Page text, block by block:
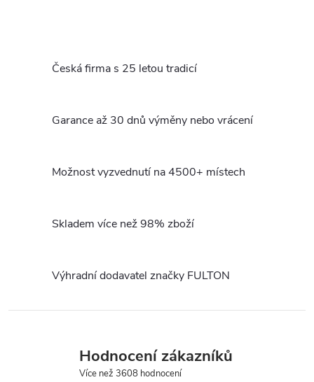
v
Česká firma s 25 letou tradicí
Garance až 30 dnů výměny nebo vrácení
Možnost vyzvednutí na 4500+ místech
Skladem více než 98% zboží
Výhradní dodavatel značky FULTON
Hodnocení zákazníků